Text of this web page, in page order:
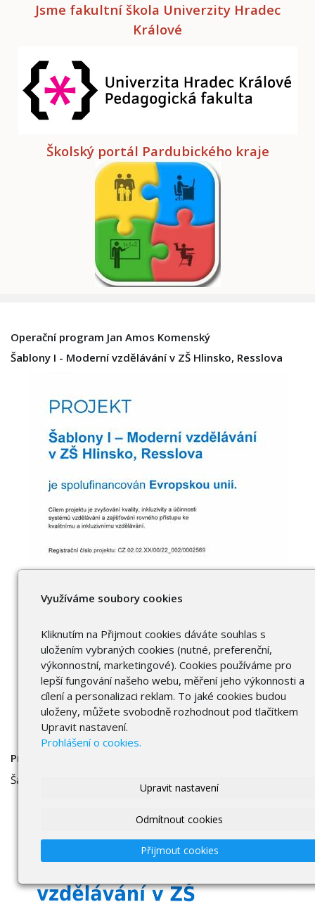
Jsme fakultní škola Univerzity Hradec
Králové
Školský portál Pardubického kraje
Operační program Jan Amos Komenský
Šablony I - Moderní vzdělávání v ZŠ Hlinsko, Resslova
Projekt
Šablony II - Moderní vzdělávání v ZŠ Hlinsko, Resslova
Využíváme soubory cookies
Kliknutím na Přijmout cookies dáváte souhlas s
uložením vybraných cookies (nutné, preferenční,
výkonnostní, marketingové). Cookies používáme pro
lepší fungování našeho webu, měření jeho výkonnosti a
cílení a personalizaci reklam. To jaké cookies budou
uloženy, můžete svobodně rozhodnout pod tlačítkem
Upravit nastavení.
Prohlášení o cookies.
Upravit nastavení
Odmítnout cookies
Přijmout cookies